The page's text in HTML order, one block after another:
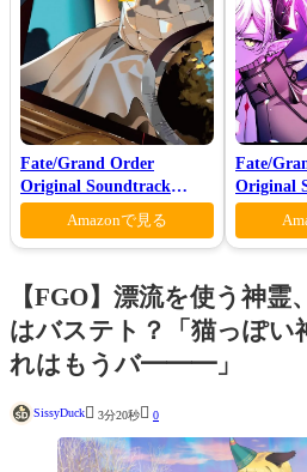
Fate/Grand Order
Original Soundtrack
Ⅶ(初回仕様限定盤)
Amazonで見る
Fate/
Original
【FGO】漂流を使う神霊
はバステト？「猫っぽい
れはもうバ━━━」
SissyDuck 3分20秒 0